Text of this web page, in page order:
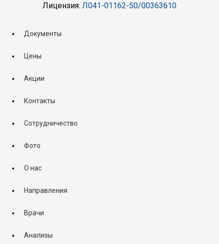
Лицензия: Л041-01162-50/00363610
Документы
Цены
Акции
Контакты
Сотрудничество
Фото
О нас
Направления
Врачи
Анализы